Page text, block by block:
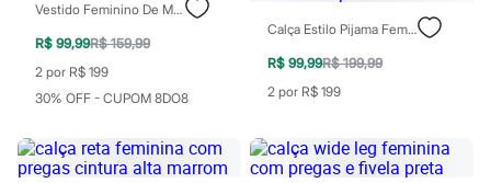
Condicionador
Escovas e Pentes
Finalizadores
Shampoo
Tratamento
Hidratante
Protetor solar
Tratamento
Vestido Feminino De Malha Halterneck Preto
R$ 99,99R$ 159,99
2 por R$ 199
30% OFF - CUPOM 8DO8
Calça Estilo Pijama Feminina De Algodão Listrada Babi Louise Preta
R$ 99,99R$ 199,99
2 por R$ 199